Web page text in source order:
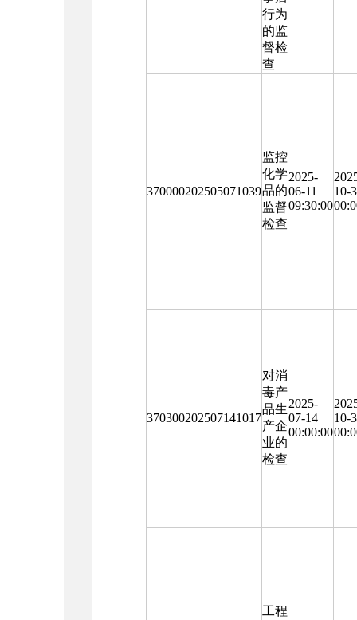
行为
的监
督检
查
370000202505071039
监控
化学
品的
监督
检查
2025-
06-11
09:30:00
10-
370300202507141017
对消
毒产
品生
产企
业的
检查
2025-
07-14
00:00:00
10-
工程